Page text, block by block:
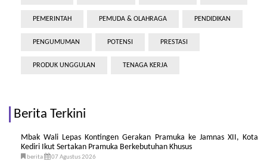
PEMERINTAH PEMUDA & OLAHRAGA PENDIDIKAN
PENGUMUMAN POTENSI PRESTASI
PRODUK UNGGULAN TENAGA KERJA
Berita Terkini
Mbak Wali Lepas Kontingen Gerakan Pramuka ke Jamnas XII, Kota
Kediri Ikut Sertakan Pramuka Berkebutuhan Khusus
berita 07 Agustus 2026